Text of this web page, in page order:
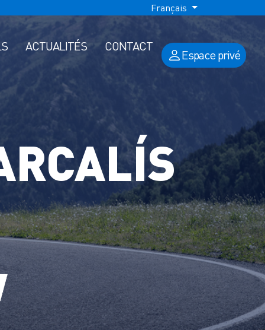
Français
ACTUALITÉS CONTACT
Espace privé